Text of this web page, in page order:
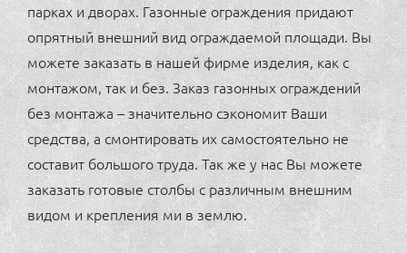
парках и дворах. Газонные ограждения придают
опрятный внешний вид ограждаемой площади. Вы
можете заказать в нашей фирме изделия, как с
монтажом, так и без. Заказ газонных ограждений
без монтажа – значительно сэкономит Ваши
средства, а смонтировать их самостоятельно не
составит большого труда. Так же у нас Вы можете
заказать готовые столбы с различным внешним
видом и крепления ми в землю.